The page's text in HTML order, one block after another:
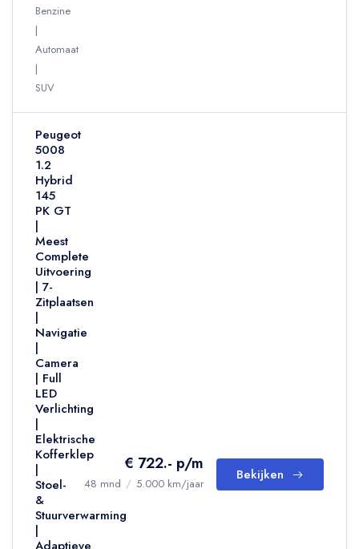
Benzine
Automaat
SUV
Peugeot
5008
1.2
Hybrid
145
PK GT
|
Meest
Complete
Uitvoering
| 7-
Zitplaatsen
|
Navigatie
|
Camera
| Full
LED
Verlichting
|
Elektrische
Kofferklep
|
Stoel-
&
Stuurverwarming
|
€ 722.- p/m
48 mnd / 5.000 km/jaar
Bekijken